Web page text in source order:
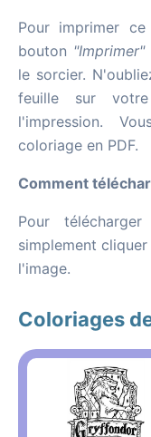
Pour imprimer
bouton "Imprimer"
le sorcier.
feuille sur
l'impression.
coloriage en PDF.
Comment
Pour
simplement
l'image.
Coloriages